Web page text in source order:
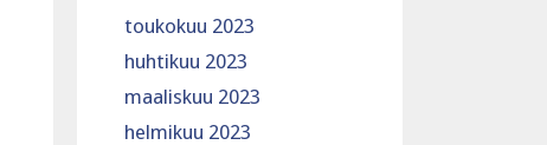
toukokuu 2023
huhtikuu 2023
maaliskuu 2023
helmikuu 2023